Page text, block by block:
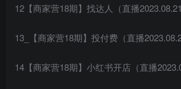
12【商家营18期】找达人（直播
13_【商家营18期】投付费（直播
14【商家营18期】小红书开店（直播